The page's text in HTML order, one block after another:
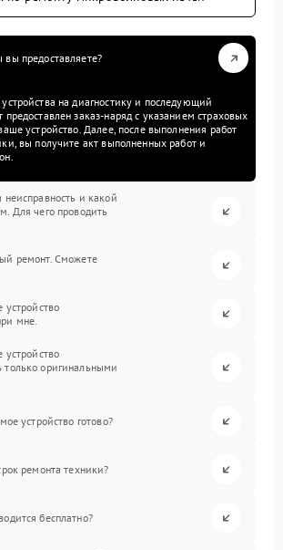
предоставляете?
на диагностику и последующий
предоставлен заказ-наряд с указанием страховых
устройство. Далее, после выполнения работ
вы получите акт выполненных работ и
и какой
Для чего проводить
ремонт. Сможете
устройство
мне.
устройство
только оригинальными
устройство готово?
ремонта техники?
бесплатно?